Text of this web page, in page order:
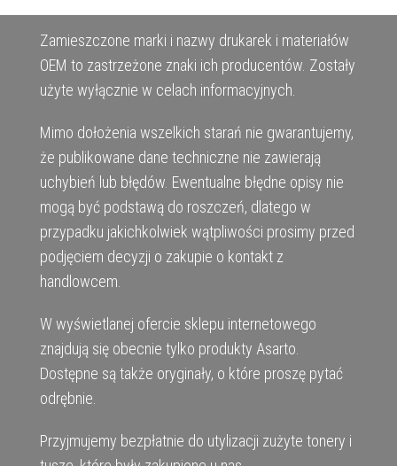
Zamieszczone marki i nazwy drukarek i materiałów
OEM to zastrzeżone znaki ich producentów. Zostały
użyte wyłącznie w celach informacyjnych.
Mimo dołożenia wszelkich starań nie gwarantujemy,
że publikowane dane techniczne nie zawierają
uchybień lub błędów. Ewentualne błędne opisy nie
mogą być podstawą do roszczeń, dlatego w
przypadku jakichkolwiek wątpliwości prosimy przed
podjęciem decyzji o zakupie o kontakt z
handlowcem.
W wyświetlanej ofercie sklepu internetowego
znajdują się obecnie tylko produkty Asarto.
Dostępne są także oryginały, o które proszę pytać
odrębnie.
Przyjmujemy bezpłatnie do utylizacji zużyte tonery i